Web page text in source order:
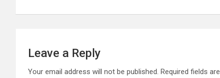
s
Leave a Reply
Your email address will not be published. Required fields